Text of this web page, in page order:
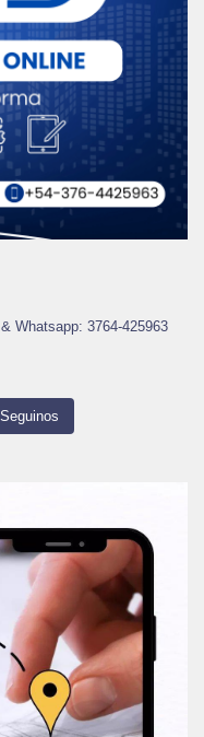
Whatsapp: 3764-425963
Seguinos